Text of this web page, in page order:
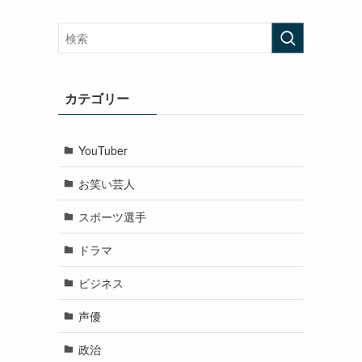
カテゴリー
YouTuber
お笑い芸人
スポーツ選手
ドラマ
ビジネス
声優
政治